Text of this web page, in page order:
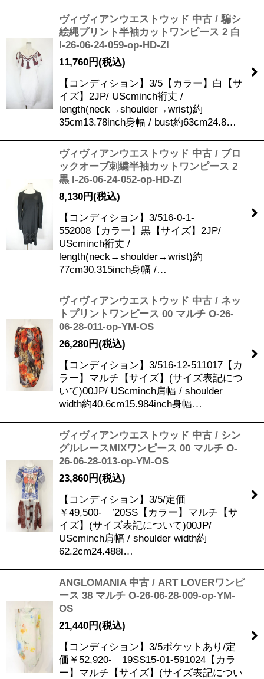
ヴィヴィアンウエストウッド 中古 / 騙シ
絵縄プリント半袖カットワンピース 2 白
I-26-06-24-059-op-HD-ZI
11,760円(税込)
【コンディション】3/5【カラー】白【サ
イズ】2JP/ UScminch裄丈 /
length(neck→shoulder→wrist)約
35cm13.78inch身幅 / bust約63cm24.8…
ヴィヴィアンウエストウッド 中古 / ブロ
ックオーブ刺繍半袖カットワンピース 2
黒 I-26-06-24-052-op-HD-ZI
8,130円(税込)
【コンディション】3/516-0-1-
552008【カラー】黒【サイズ】2JP/
UScminch裄丈 /
length(neck→shoulder→wrist)約
77cm30.315inch身幅 /…
ヴィヴィアンウエストウッド 中古 / ネッ
トプリントワンピース 00 マルチ O-26-
06-28-011-op-YM-OS
26,280円(税込)
【コンディション】3/516-12-511017【カ
ラー】マルチ【サイズ】(サイズ表記につ
いて)00JP/ UScminch肩幅 / shoulder
width約40.6cm15.984inch身幅…
ヴィヴィアンウエストウッド 中古 / シン
グルレースMIXワンピース 00 マルチ O-
26-06-28-013-op-YM-OS
23,860円(税込)
【コンディション】3/5/定価
￥49,500- ’20SS【カラー】マルチ【サ
イズ】(サイズ表記について)00JP/
UScminch肩幅 / shoulder width約
62.2cm24.488i…
ANGLOMANIA 中古 / ART LOVERワンピ
ース 38 マルチ O-26-06-28-009-op-YM-
OS
21,440円(税込)
【コンディション】3/5ポケットあり/定
価￥52,920- 19SS15-01-591024【カラ
ー】マルチ【サイズ】(サイズ表記につい